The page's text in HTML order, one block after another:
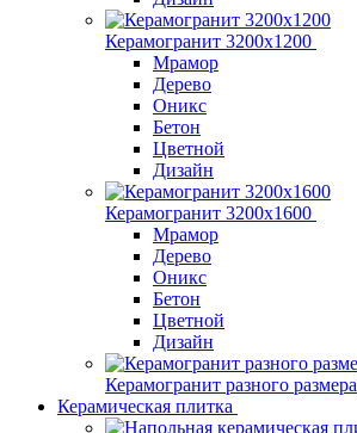
Керамогранит 3200х1200
Мрамор
Дерево
Оникс
Бетон
Цветной
Дизайн
Керамогранит 3200х1600
Мрамор
Дерево
Оникс
Бетон
Цветной
Дизайн
Керамогранит разного размера
Керамическая плитка